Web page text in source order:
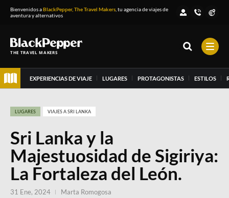
Bienvenidos aBlackPepper, The Travel Makers , tu agencia de viajes de
aventura y alternativos
THE TRAVEL MAKERS
EXPERIENCIAS DE VIAJE LUGARES PROTAGONISTAS ESTILOS
Sri Lanka y la
Majestuosidad de Sigiriya:
La Fortaleza del León.
LUGARES VIAJES A SRI LANKA
31 Ene, 2024 Marta Romogosa